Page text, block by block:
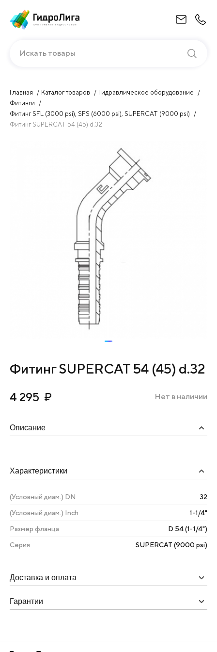
Искать товары
Главная Каталог товаров
Гидравлическое оборудование
Фитинги
Фитинг SFL (3000 psi), SFS (6000 psi), SUPERCAT (9000 psi)
Фитинг SUPERCAT 54 (45) d.32
Фитинг SUPERCAT 54 (45) d.32
4 295 ₽ Нет в наличии
Описание
Характеристики
(Условный диам.) DN 32
(Условный диам.) Inch 1-1/4"
Размер фланца D 54 (1-1/4")
Серия SUPERCAT (9000 psi)
Доставка и оплата
Гарантии